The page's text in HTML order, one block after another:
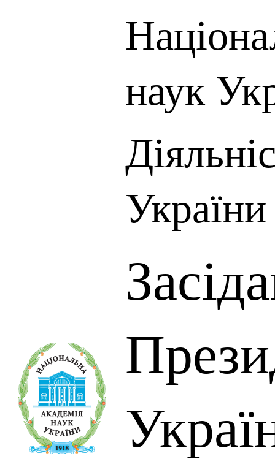
наук
України